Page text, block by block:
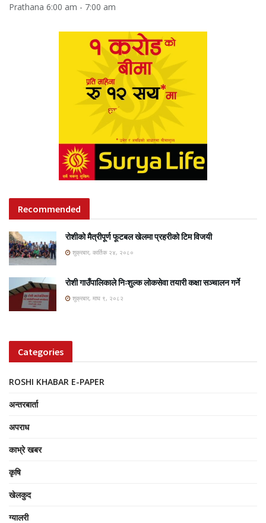
Prathana 6:00 am - 7:00 am
Recommended
रोशीको मैत्रीपूर्ण फूटबल खेलमा प्रहरीको टिम विजयी
शुक्रबार, कार्तिक २४, २०८०
रोशी गाउँपालिकाले निःशुल्क लोकसेवा तयारी कक्षा सञ्चालन गर्ने
शुक्रबार, माघ ९, २०८२
Categories
ROSHI KHABAR E-PAPER
अन्तरबार्ता
अपराध
काभ्रे खबर
कृषि
खेलकुद
ग्यालरी